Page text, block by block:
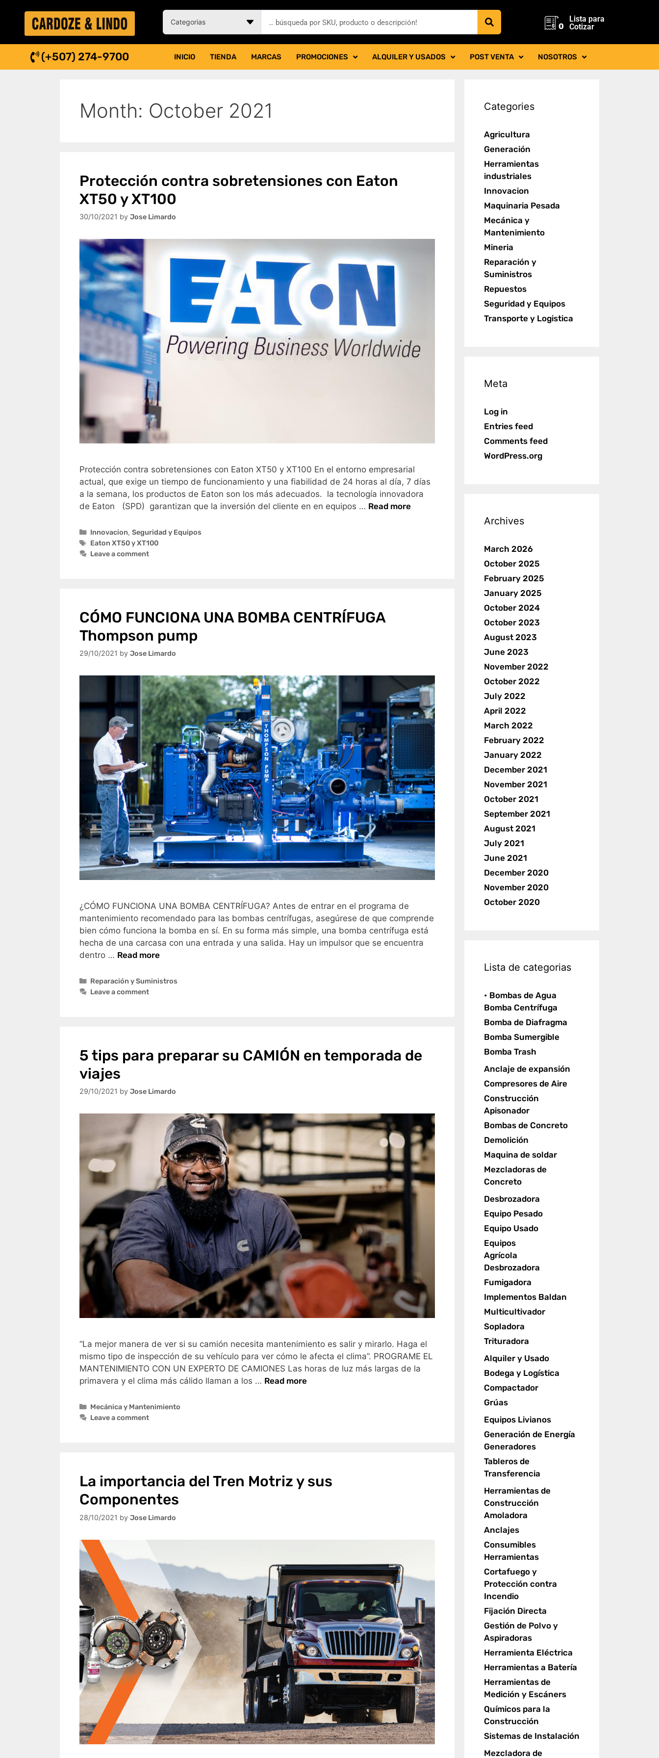
0
Lista para
Cotizar
(+507) 274-9700 INICIO TIENDA MARCAS PROMOCIONES ALQUILER Y USADOS POST VENTA NOSOTROS
Month: October 2021
Protección contra sobretensiones con Eaton
XT50 y XT100
30/10/2021 by Jose Limardo
Protección contra sobretensiones con Eaton XT50 y XT100 En el entorno empresarial
actual, que exige un tiempo de funcionamiento y una fiabilidad de 24 horas al día, 7 días
a la semana, los productos de Eaton son los más adecuados. la tecnología innovadora
de Eaton (SPD) garantizan que la inversión del cliente en en equipos … Read more
Innovacion, Seguridad y Equipos
Eaton XT50 y XT100
Leave a comment
CÓMO FUNCIONA UNA BOMBA CENTRÍFUGA
Thompson pump
29/10/2021 by Jose Limardo
¿CÓMO FUNCIONA UNA BOMBA CENTRÍFUGA? Antes de entrar en el programa de
mantenimiento recomendado para las bombas centrífugas, asegúrese de que comprende
bien cómo funciona la bomba en sí. En su forma más simple, una bomba centrífuga está
hecha de una carcasa con una entrada y una salida. Hay un impulsor que se encuentra
dentro … Read more
Reparación y Suministros
Leave a comment
5 tips para preparar su CAMIÓN en temporada de
viajes
29/10/2021 by Jose Limardo
“La mejor manera de ver si su camión necesita mantenimiento es salir y mirarlo. Haga el
mismo tipo de inspección de su vehículo para ver cómo le afecta el clima”. PROGRAME EL
MANTENIMIENTO CON UN EXPERTO DE CAMIONES Las horas de luz más largas de la
primavera y el clima más cálido llaman a los … Read more
Mecánica y Mantenimiento
Leave a comment
La importancia del Tren Motriz y sus
Componentes
28/10/2021 by Jose Limardo
Categories
Agricultura
Generación
Herramientas
industriales
Innovacion
Maquinaria Pesada
Mecánica y
Mantenimiento
Mineria
Reparación y
Suministros
Repuestos
Seguridad y Equipos
Transporte y Logistica
Meta
Log in
Entries feed
Comments feed
WordPress.org
Archives
March 2026
October 2025
February 2025
January 2025
October 2024
October 2023
August 2023
June 2023
November 2022
October 2022
July 2022
April 2022
March 2022
February 2022
January 2022
December 2021
November 2021
October 2021
September 2021
August 2021
July 2021
June 2021
December 2020
November 2020
October 2020
Lista de categorias
• Bombas de Agua
Bomba Centrífuga
Bomba de Diafragma
Bomba Sumergible
Bomba Trash
Anclaje de expansión
Compresores de Aire
Construcción
Apisonador
Bombas de Concreto
Demolición
Maquina de soldar
Mezcladoras de
Concreto
Desbrozadora
Equipo Pesado
Equipo Usado
Equipos
Agrícola
Desbrozadora
Fumigadora
Implementos Baldan
Multicultivador
Sopladora
Trituradora
Alquiler y Usado
Bodega y Logística
Compactador
Grúas
Equipos Livianos
Generación de Energía
Generadores
Tableros de
Transferencia
Herramientas de
Construcción
Amoladora
Anclajes
Consumibles
Herramientas
Cortafuego y
Protección contra
Incendio
Fijación Directa
Gestión de Polvo y
Aspiradoras
Herramienta Eléctrica
Herramientas a Batería
Herramientas de
Medición y Escáners
Químicos para la
Construcción
Sistemas de Instalación
Mezcladora de
mantente informado
SUSCRÍBETE
Al hacer click en el botón esta aceptando nuestras políticas de privacidad